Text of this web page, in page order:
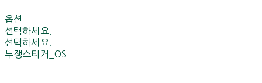
옵션
선택하세요.
선택하세요.
투쟁스티커_OS